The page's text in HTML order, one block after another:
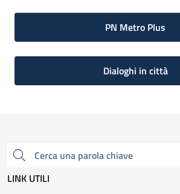
PN Metro Plus
Dialoghi in città
Cerca una parola chiave
LINK UTILI